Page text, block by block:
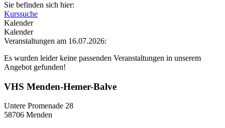
Sie befinden sich hier:
Kurssuche
Kalender
Kalender
Veranstaltungen am 16.07.2026:
Es wurden leider keine passenden Veranstaltungen in unserem
Angebot gefunden!
VHS Menden-Hemer-Balve
Untere Promenade 28
58706 Menden